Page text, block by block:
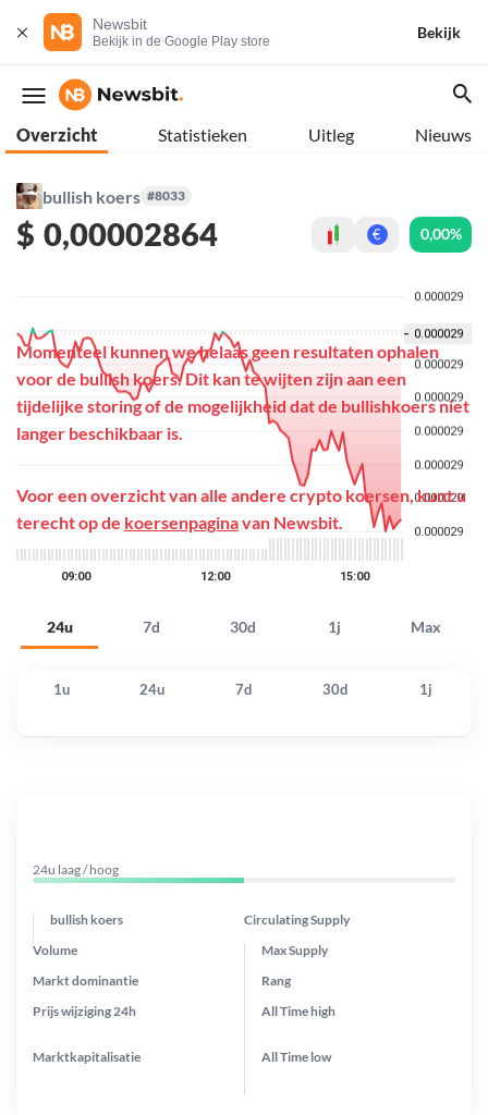
Newsbit
Bekijk in de Google Play store
Bekijk
Overzicht Statistieken Uitleg Nieuws
bullish koers #8033
$ 0,00002864 € 0,00%
24u 7d 30d 1j Max
Momenteel kunnen we helaas geen resultaten ophalen
voor de bullish koers. Dit kan te wijten zijn aan een
tijdelijke storing of de mogelijkheid dat de bullishkoers niet
langer beschikbaar is.
Voor een overzicht van alle andere crypto koersen, kunt u
terecht op de koersenpaginavan Newsbit.
1u 24u 7d 30d 1j
24u laag / hoog
bullish koers Circulating Supply
Prijs wijziging 24h
Max Supply
Markt dominantie
Marktkapitalisatie
Volume
Rang
All Timehigh
All Time low